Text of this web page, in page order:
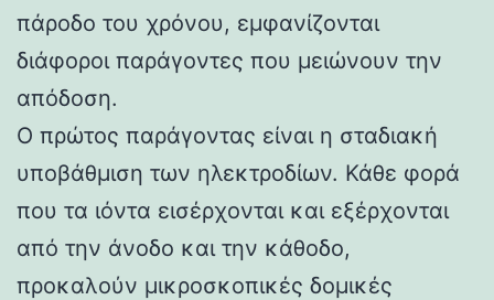
πάροδο του χρόνου, εμφανίζονται
διάφοροι παράγοντες που μειώνουν την
απόδοση.
Ο πρώτος παράγοντας είναι η σταδιακή
υποβάθμιση των ηλεκτροδίων. Κάθε φορά
που τα ιόντα εισέρχονται και εξέρχονται
από την άνοδο και την κάθοδο,
προκαλούν μικροσκοπικές δομικές